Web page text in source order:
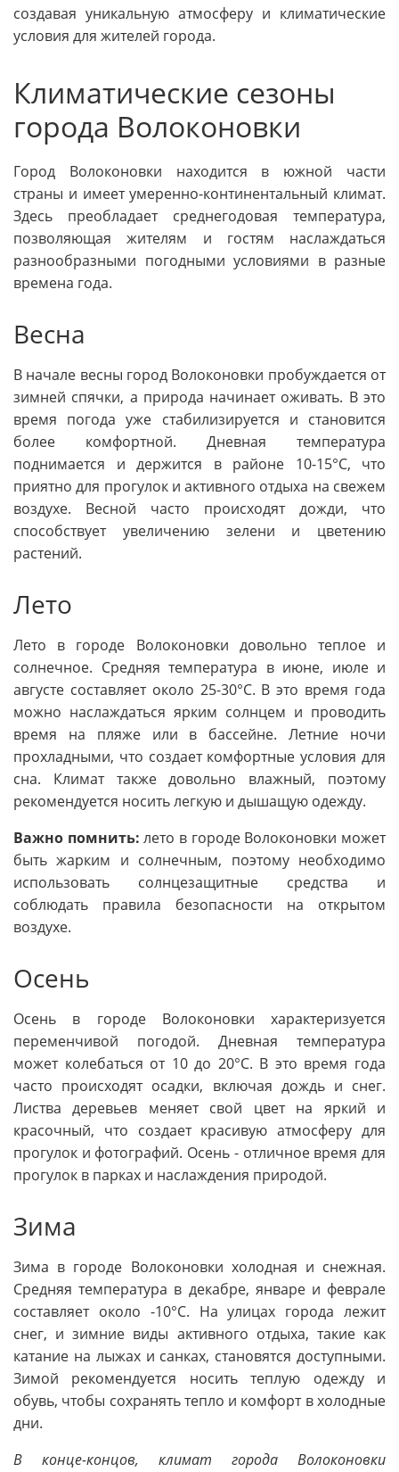
создавая уникальную атмосферу и климатические
условия для жителей города.
Климатические сезоны
города Волоконовки
Город Волоконовки находится в южной части
страны и имеет умеренно-континентальный климат.
Здесь преобладает среднегодовая температура,
позволяющая жителям и гостям наслаждаться
разнообразными погодными условиями в разные
времена года.
Весна
В начале весны город Волоконовки пробуждается от
зимней спячки, а природа начинает оживать. В это
время погода уже стабилизируется и становится
более комфортной. Дневная температура
поднимается и держится в районе 10-15°C, что
приятно для прогулок и активного отдыха на свежем
воздухе. Весной часто происходят дожди, что
способствует увеличению зелени и цветению
растений.
Лето
Лето в городе Волоконовки довольно теплое и
солнечное. Средняя температура в июне, июле и
августе составляет около 25-30°C. В это время года
можно наслаждаться ярким солнцем и проводить
время на пляже или в бассейне. Летние ночи
прохладными, что создает комфортные условия для
сна. Климат также довольно влажный, поэтому
рекомендуется носить легкую и дышащую одежду.
Важно помнить: лето в городе Волоконовки может
быть жарким и солнечным, поэтому необходимо
использовать солнцезащитные средства и
соблюдать правила безопасности на открытом
воздухе.
Осень
Осень в городе Волоконовки характеризуется
переменчивой погодой. Дневная температура
может колебаться от 10 до 20°C. В это время года
часто происходят осадки, включая дождь и снег.
Листва деревьев меняет свой цвет на яркий и
красочный, что создает красивую атмосферу для
прогулок и фотографий. Осень - отличное время для
прогулок в парках и наслаждения природой.
Зима
Зима в городе Волоконовки холодная и снежная.
Средняя температура в декабре, январе и феврале
составляет около -10°C. На улицах города лежит
снег, и зимние виды активного отдыха, такие как
катание на лыжах и санках, становятся доступными.
Зимой рекомендуется носить теплую одежду и
обувь, чтобы сохранять тепло и комфорт в холодные
дни.
В конце-концов, климат города Волоконовки